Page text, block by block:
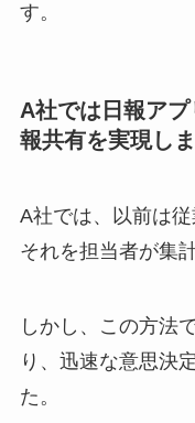
す。
A社では日報ア
報共有を実現し
A社では、以前は従
それを担当者が集
しかし、この方法
り、迅速な意思決
た。